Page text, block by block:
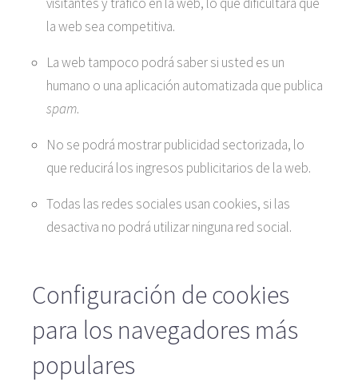
la web sea competitiva.
La web tampoco podrá saber si usted es un
humano o una aplicación automatizada que publica
spam.
No se podrá mostrar publicidad sectorizada, lo
que reducirá los ingresos publicitarios de la web.
Todas las redes sociales usan cookies, si las
desactiva no podrá utilizar ninguna red social.
Configuración de cookies
para los navegadores más
populares